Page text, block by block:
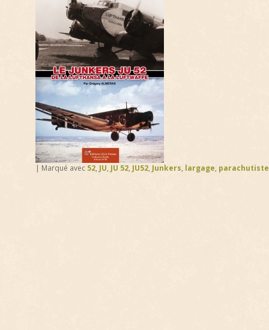
| Marqué avec 52, JU, JU 52, JU52, Junkers, largage,